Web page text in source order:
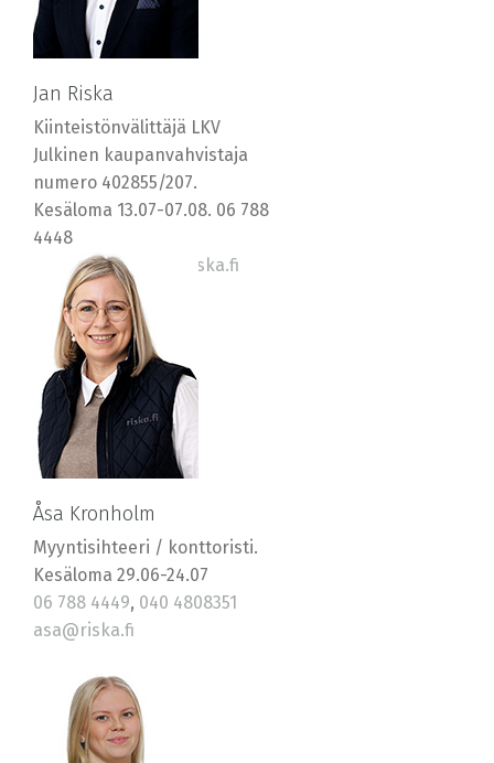
Jan Riska
Kiinteistönvälittäjä LKV
Julkinen kaupanvahvistaja
numero 402855/207.
Kesäloma 13.07-07.08. 06 788
4448
0400 569577, jan@riska.fi
Åsa Kronholm
Myyntisihteeri / konttoristi.
Kesäloma 29.06-24.07
06 788 4449, 040 4808351
asa@riska.fi